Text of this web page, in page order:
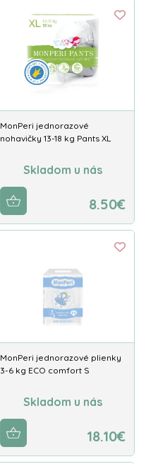
MonPeri jednorazové
nohavičky 13-18 kg Pants XL
Skladom u nás
8.50€
MonPeri jednorazové plienky
3-6 kg ECO comfort S
Skladom u nás
18.10€